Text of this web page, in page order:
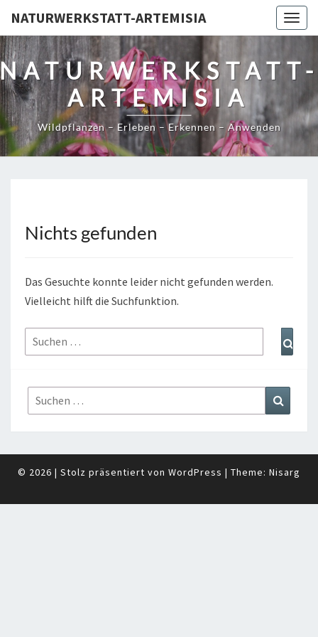
NATURWERKSTATT-ARTEMISIA
ARTEMISIA
Wildpflanzen – Erleben – Erkennen – Anwenden
Nichts
Nichts gefunden
Das Gesuchte konnte leider nicht gefunden werden.
Vielleicht hilft die Suchfunktion.
Suchen
nach:
Suchen
nach:
© 2026 | Stolz präsentiert von WordPress | Theme: Nisarg